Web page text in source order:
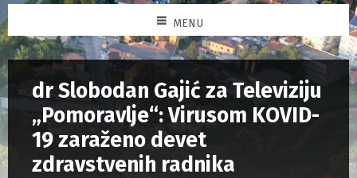
MENU
dr Slobodan Gajić za Televiziju
„Pomoravlje“: Virusom KOVID-
19 zaraženo devet
zdravstvenih radnika